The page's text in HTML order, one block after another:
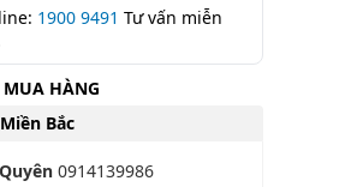
1900 9491 Tư vấn miễn
MUA HÀNG
Bắc
0914139986